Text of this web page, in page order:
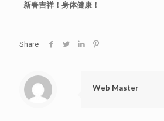
新春吉祥！身体健康！
Share
Web Master